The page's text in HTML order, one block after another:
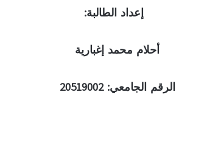
إعداد الطالبة:
أحلام محمد إغبارية
الرقم الجامعي: 20519002